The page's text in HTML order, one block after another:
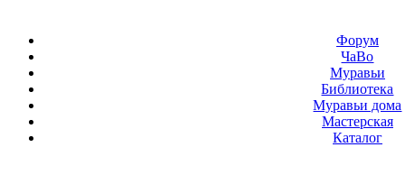
Форум
ЧаВо
Муравьи
Библиотека
Муравьи дома
Мастерская
Каталог